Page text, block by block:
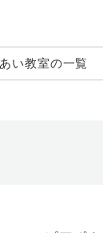
い教室の一覧